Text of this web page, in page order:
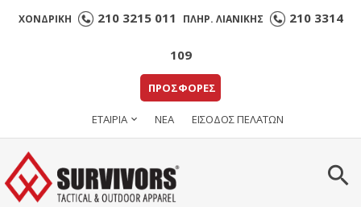
ΧΟΝΔΡΙΚΗ 210 3215 011 ΠΛΗΡ. ΛΙΑΝΙΚΗΣ 210 3314
109
ΠΡΟΣΦΟΡΕΣ
ΕΤΑΙΡΙΑ ΝΕΑ ΕΙΣΟΔΟΣ ΠΕΛΑΤΩΝ